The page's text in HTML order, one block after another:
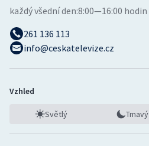
každý všední den:8:00—16:00 hodin
261 136 113
info@ceskatelevize.cz
Vzhled
Světlý Tmavý